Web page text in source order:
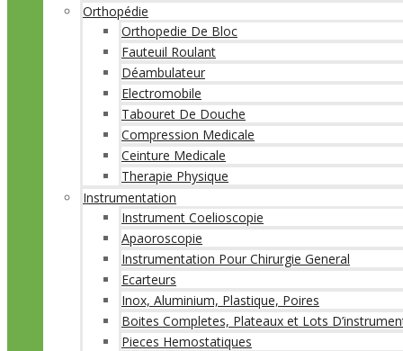
Orthopédie
Orthopedie De Bloc
Fauteuil Roulant
Déambulateur
Electromobile
Tabouret De Douche
Compression Medicale
Ceinture Medicale
Therapie Physique
Instrumentation
Instrument Coelioscopie
Apaoroscopie
Instrumentation Pour Chirurgie General
Ecarteurs
Inox, Aluminium, Plastique, Poires
Boites Completes, Plateaux et Lots
Pieces Hemostatiques